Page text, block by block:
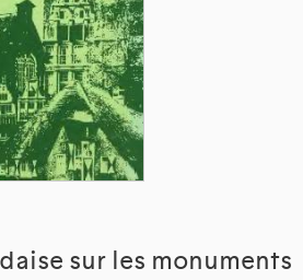
sur les monuments